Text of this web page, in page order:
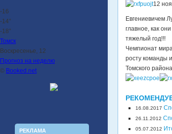
-16
-14°
-18°
Томск
Воскресенье, 12
Прогноз на неделю
© Booked.net
РЕКЛАМА
12
Евгениевичем
главное, как
тяжелый год!!!
Чемпионат
росту команды
Томского
16.08.2017
26.11.2012
05.07.2012